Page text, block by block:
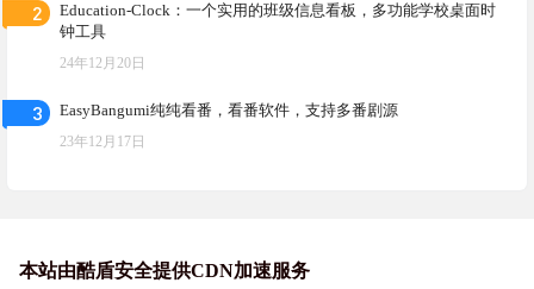
2
Education-Clock：一个实用的班级信息看板，多功能学校桌面时
钟工具
24年12月20日
3 EasyBangumi纯纯看番，看番软件，支持多番剧源
23年12月17日
本站由酷盾安全提供CDN加速服务